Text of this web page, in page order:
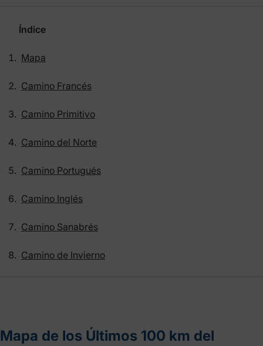
Índice
Mapa
Camino Francés
Camino Primitivo
Camino del Norte
Camino Portugués
Camino Inglés
Camino Sanabrés
Camino de Invierno
Mapa de los Últimos 100 km del